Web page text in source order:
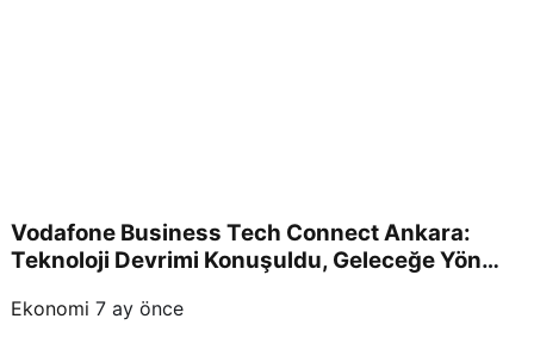
Vodafone Business Tech Connect Ankara:
Teknoloji Devrimi Konuşuldu, Geleceğe Yön
Ekonomi 7 ay önce